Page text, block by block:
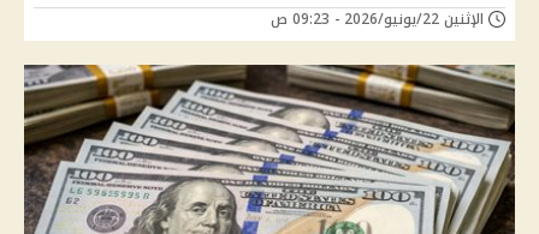
الإثنين 22/يونيو/2026 - 09:23 ص